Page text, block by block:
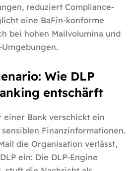
reduziert Compliance-
eine BaFin-konforme
bei hohen Mailvolumina und
Wie DLP
entschärft
einer Bank verschickt ein
Finanzinformationen.
die Organisation verlässt,
ein: Die DLP-Engine